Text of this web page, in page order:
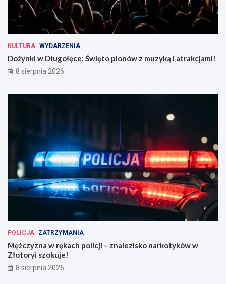
KULTURA WYDARZENIA
Dożynki w Długołęce: Święto plonów z muzyką i atrakcjami!
8 sierpnia 2026
POLICJA ZATRZYMANIA
Mężczyzna w rękach policji – znalezisko narkotyków w
Złotoryi szokuje!
8 sierpnia 2026